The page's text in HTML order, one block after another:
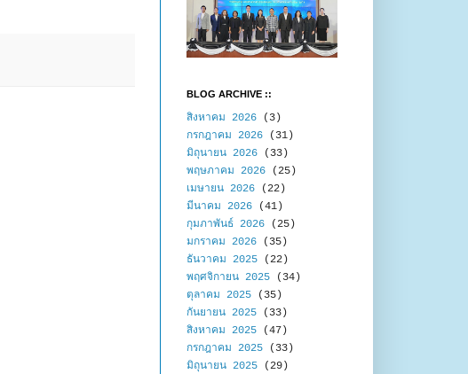
BLOG ARCHIVE ::
สิงหาคม 2026 (3)
กรกฎาคม 2026 (31)
มิถุนายน 2026 (33)
พฤษภาคม 2026 (25)
เมษายน 2026 (22)
มีนาคม 2026 (41)
กุมภาพันธ์ 2026 (25)
มกราคม 2026 (35)
ธันวาคม 2025 (22)
พฤศจิกายน 2025 (34)
ตุลาคม 2025 (35)
กันยายน 2025 (33)
สิงหาคม 2025 (47)
กรกฎาคม 2025 (33)
มิถุนายน 2025 (29)